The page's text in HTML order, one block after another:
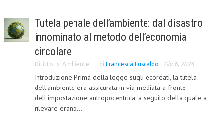
DIREZIONE SCIENTIFICA
ALTA FORMAZIONE
CORSI CE.S.E.D.
ARCHIVIO CORSI 2015
Tutela penale dell’ambiente: dal disastro
innominato al metodo dell’economia
circolare
Diritto Ambiente di Francesca Fuscaldo - Giu 6, 2024
Introduzione Prima della legge sugli ecoreati, la tutela
dell'ambiente era assicurata in via mediata a fronte
dell'impostazione antropocentrica, a seguito della quale a
rilevare erano...